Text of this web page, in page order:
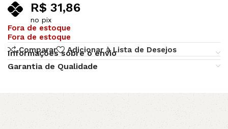
R$ 31,86
no pix
Fora de estoque
Fora de estoque
Comparar
Adicionar à Lista de Desejos
Informações sobre o envio
Garantia de Qualidade